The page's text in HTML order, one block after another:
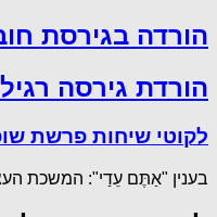
הורדה בגירסת
הורדת גירסה
לקוטי שיחות פרשת
בענין "אַתֶּם עֵדַי": המשכת